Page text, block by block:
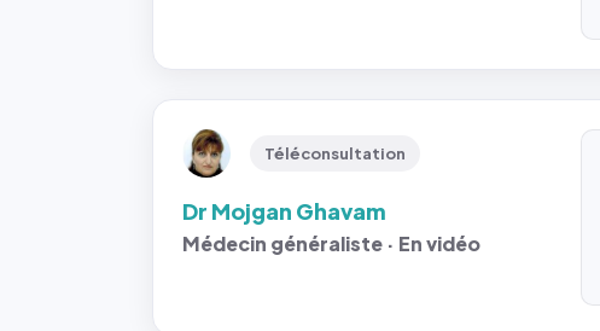
Téléconsultation
Dr Mojgan Ghavam
Médecin généraliste · En vidéo